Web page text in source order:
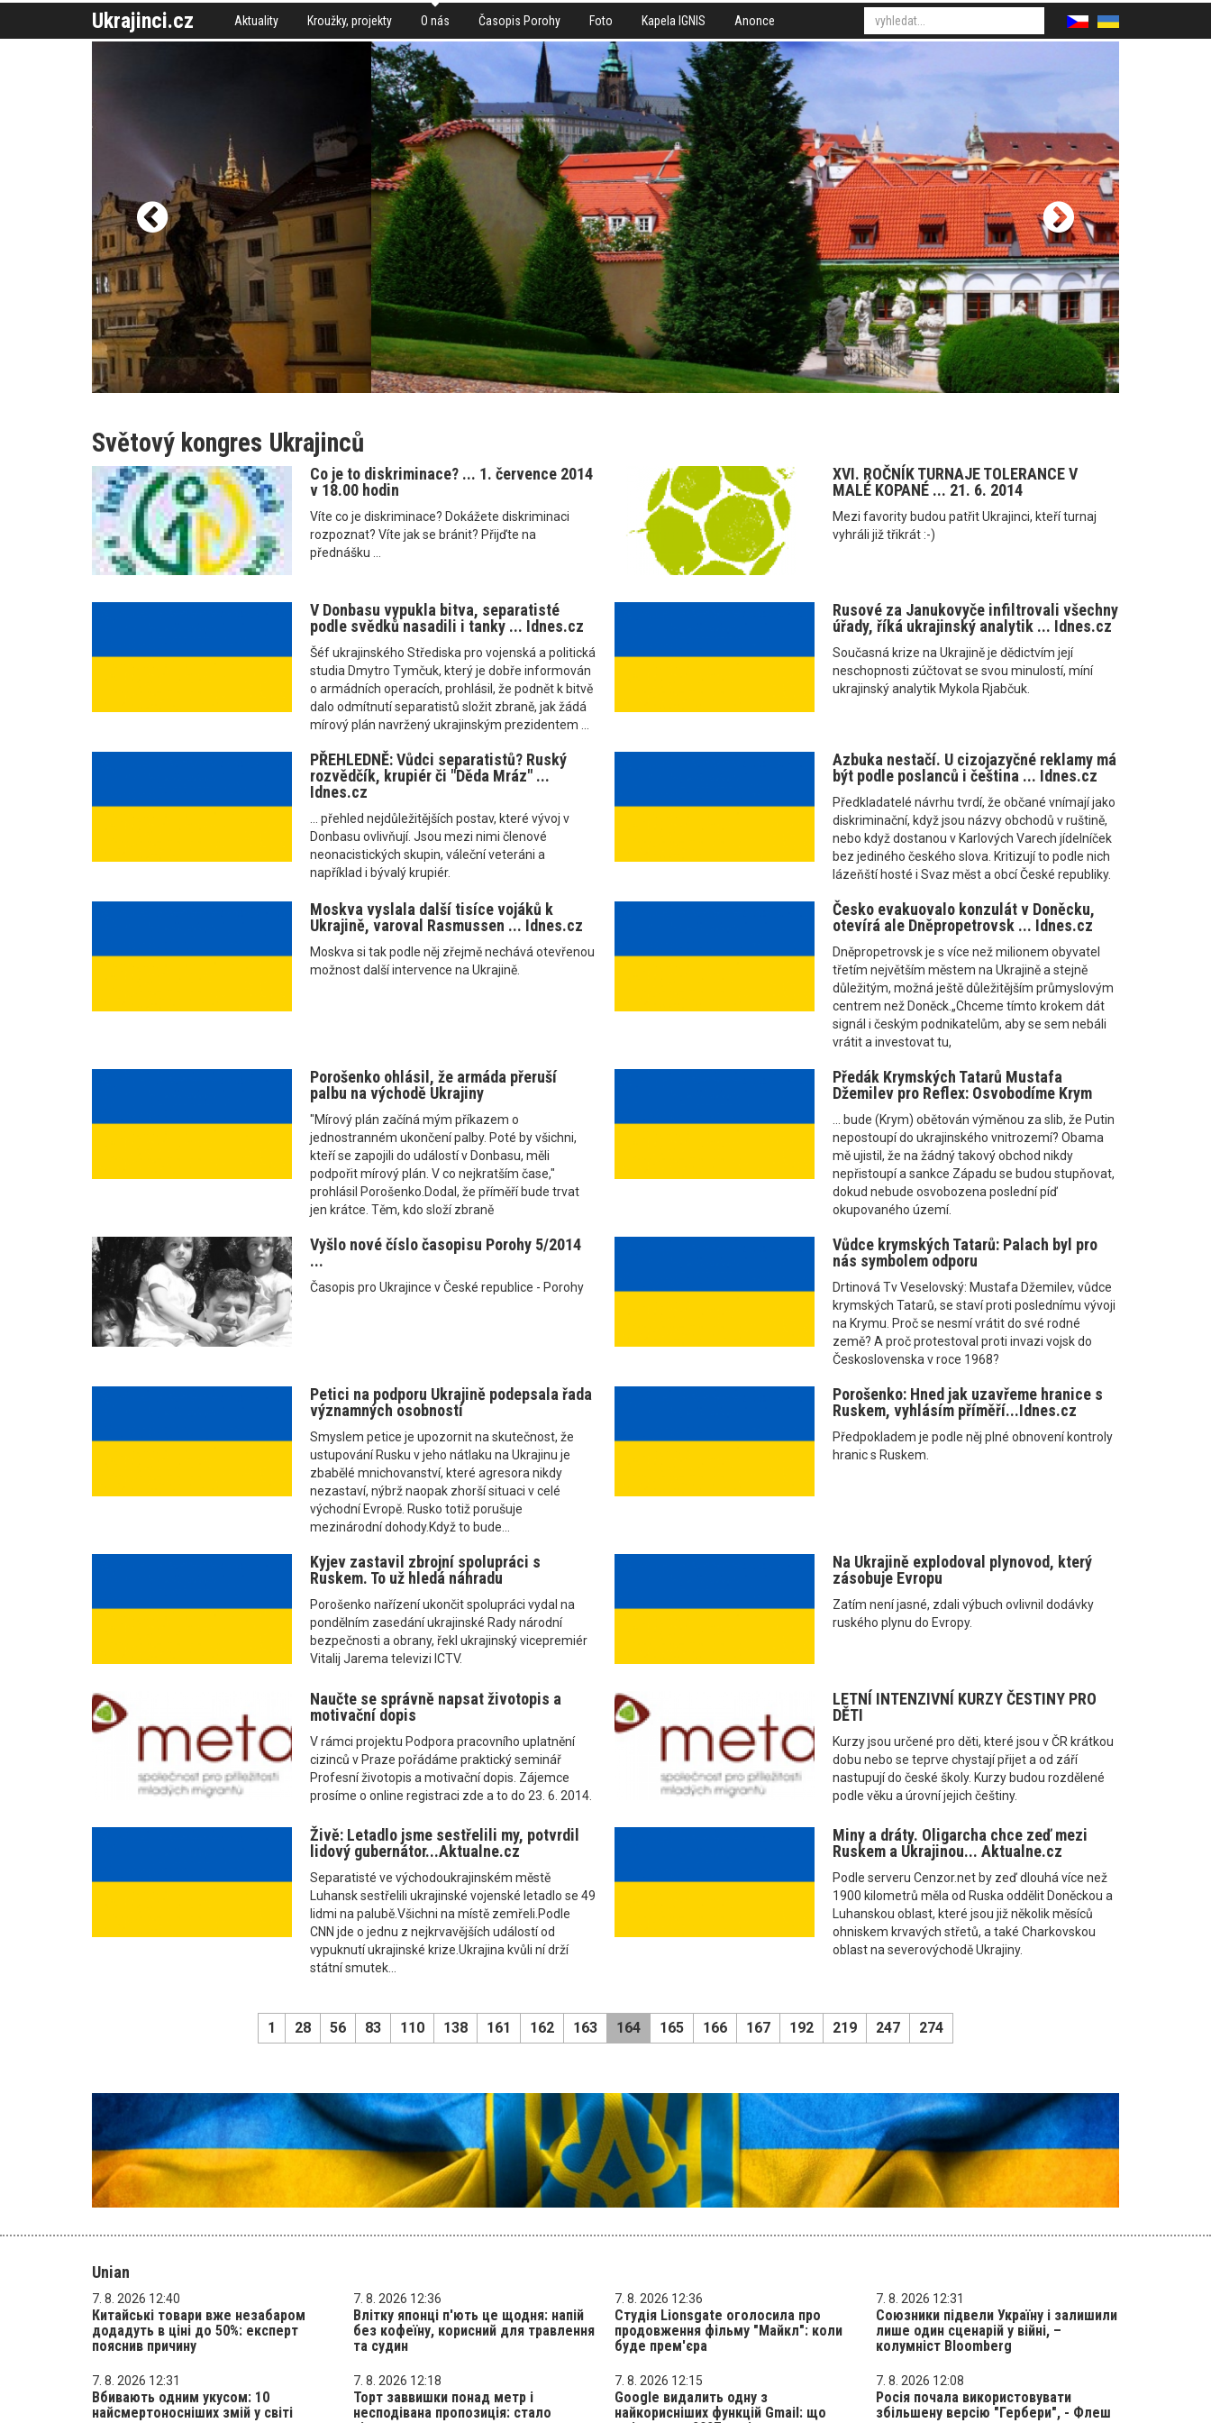
Ukrajinci.cz Aktuality Kroužky, projekty O nás Časopis Porohy Foto Kapela IGNIS Anonce
Světový kongres Ukrajinců
Co je to diskriminace? ... 1. července 2014
v 18.00 hodin
Víte co je diskriminace? Dokážete diskriminaci
rozpoznat? Víte jak se bránit? Přijďte na
přednášku ...
XVI. ROČNÍK TURNAJE TOLERANCE V
MALÉ KOPANÉ ... 21. 6. 2014
Mezi favority budou patřit Ukrajinci, kteří turnaj
vyhráli již třikrát :-)
V Donbasu vypukla bitva, separatisté
podle svědků nasadili i tanky ... Idnes.cz
Šéf ukrajinského Střediska pro vojenská a politická
studia Dmytro Tymčuk, který je dobře informován
o armádních operacích, prohlásil, že podnět k bitvě
dalo odmítnutí separatistů složit zbraně, jak žádá
mírový plán navržený ukrajinským prezidentem ...
Rusové za Janukovyče infiltrovali všechny
úřady, říká ukrajinský analytik ... Idnes.cz
Současná krize na Ukrajině je dědictvím její
neschopnosti zúčtovat se svou minulostí, míní
ukrajinský analytik Mykola Rjabčuk.
PŘEHLEDNĚ: Vůdci separatistů? Ruský
rozvědčík, krupiér či "Děda Mráz" ...
Idnes.cz
... přehled nejdůležitějších postav, které vývoj v
Donbasu ovlivňují. Jsou mezi nimi členové
neonacistických skupin, váleční veteráni a
například i bývalý krupiér.
Azbuka nestačí. U cizojazyčné reklamy má
být podle poslanců i čeština ... Idnes.cz
Předkladatelé návrhu tvrdí, že občané vnímají jako
diskriminační, když jsou názvy obchodů v ruštině,
nebo když dostanou v Karlových Varech jídelníček
bez jediného českého slova. Kritizují to podle nich
lázeňští hosté i Svaz měst a obcí České republiky.
Moskva vyslala další tisíce vojáků k
Ukrajině, varoval Rasmussen ... Idnes.cz
Moskva si tak podle něj zřejmě nechává otevřenou
možnost další intervence na Ukrajině.
Česko evakuovalo konzulát v Doněcku,
otevírá ale Dněpropetrovsk ... Idnes.cz
Dněpropetrovsk je s více než milionem obyvatel
třetím největším městem na Ukrajině a stejně
důležitým, možná ještě důležitějším průmyslovým
centrem než Doněck.„Chceme tímto krokem dát
signál i českým podnikatelům, aby se sem nebáli
vrátit a investovat tu,
Porošenko ohlásil, že armáda přeruší
palbu na východě Ukrajiny
"Mírový plán začíná mým příkazem o
jednostranném ukončení palby. Poté by všichni,
kteří se zapojili do událostí v Donbasu, měli
podpořit mírový plán. V co nejkratším čase,"
prohlásil Porošenko.Dodal, že příměří bude trvat
jen krátce. Těm, kdo složí zbraně
Předák Krymských Tatarů Mustafa
Džemilev pro Reflex: Osvobodíme Krym
... bude (Krym) obětován výměnou za slib, že Putin
nepostoupí do ukrajinského vnitrozemí? Obama
mě ujistil, že na žádný takový obchod nikdy
nepřistoupí a sankce Západu se budou stupňovat,
dokud nebude osvobozena poslední píď
okupovaného území.
Vyšlo nové číslo časopisu Porohy 5/2014
...
Časopis pro Ukrajince v České republice - Porohy
Vůdce krymských Tatarů: Palach byl pro
nás symbolem odporu
Drtinová Tv Veselovský: Mustafa Džemilev, vůdce
krymských Tatarů, se staví proti poslednímu vývoji
na Krymu. Proč se nesmí vrátit do své rodné
země? A proč protestoval proti invazi vojsk do
Československa v roce 1968?
Petici na podporu Ukrajině podepsala řada
významných osobností
Smyslem petice je upozornit na skutečnost, že
ustupování Rusku v jeho nátlaku na Ukrajinu je
zbabělé mnichovanství, které agresora nikdy
nezastaví, nýbrž naopak zhorší situaci v celé
východní Evropě. Rusko totiž porušuje
mezinárodní dohody.Když to bude...
Porošenko: Hned jak uzavřeme hranice s
Ruskem, vyhlásím příměří...Idnes.cz
Předpokladem je podle něj plné obnovení kontroly
hranic s Ruskem.
Kyjev zastavil zbrojní spolupráci s
Ruskem. To už hledá náhradu
Porošenko nařízení ukončit spolupráci vydal na
pondělním zasedání ukrajinské Rady národní
bezpečnosti a obrany, řekl ukrajinský vicepremiér
Vitalij Jarema televizi ICTV.
Na Ukrajině explodoval plynovod, který
zásobuje Evropu
Zatím není jasné, zdali výbuch ovlivnil dodávky
ruského plynu do Evropy.
Naučte se správně napsat životopis a
motivační dopis
V rámci projektu Podpora pracovního uplatnění
cizinců v Praze pořádáme praktický seminář
Profesní životopis a motivační dopis. Zájemce
prosíme o online registraci zde a to do 23. 6. 2014.
LETNÍ INTENZIVNÍ KURZY ČESTINY PRO
DĚTI
Kurzy jsou určené pro děti, které jsou v ČR krátkou
dobu nebo se teprve chystají přijet a od září
nastupují do české školy. Kurzy budou rozdělené
podle věku a úrovní jejich češtiny.
Živě: Letadlo jsme sestřelili my, potvrdil
lidový gubernátor...Aktualne.cz
Separatisté ve východoukrajinském městě
Luhansk sestřelili ukrajinské vojenské letadlo se 49
lidmi na palubě.Všichni na místě zemřeli.Podle
CNN jde o jednu z nejkrvavějších událostí od
vypuknutí ukrajinské krize.Ukrajina kvůli ní drží
státní smutek...
Miny a dráty. Oligarcha chce zeď mezi
Ruskem a Ukrajinou... Aktualne.cz
Podle serveru Cenzor.net by zeď dlouhá více než
1900 kilometrů měla od Ruska oddělit Doněckou a
Luhanskou oblast, které jsou již několik měsíců
ohniskem krvavých střetů, a také Charkovskou
oblast na severovýchodě Ukrajiny.
1 28 56 83 110 138 161 162 163 164 165 166 167 192 219 247 274
Unian
7. 8. 2026 12:40
Китайські товари вже незабаром
додадуть в ціні до 50%: експерт
пояснив причину
7. 8. 2026 12:36
Влітку японці п'ють це щодня: напій
без кофеїну, корисний для травлення
та судин
7. 8. 2026 12:36
Студія Lionsgate оголосила про
продовження фільму "Майкл": коли
буде прем'єра
7. 8. 2026 12:31
Союзники підвели Україну і залишили
лише один сценарій у війні, –
колумніст Bloomberg
7. 8. 2026 12:31
Вбивають одним укусом: 10
найсмертоносніших змій у світі
7. 8. 2026 12:18
Торт заввишки понад метр і
несподівана пропозиція: стало
7. 8. 2026 12:15
Google видалить одну з
найкорисніших функцій Gmail: що
7. 8. 2026 12:08
Росія почала використовувати
збільшену версію "Гербери", - Флеш